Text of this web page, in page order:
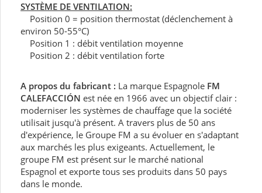
SYSTÈME DE VENTILATION:
Position 0 = position thermostat (déclenchement à
environ 50-55°C)
Position 1 : débit ventilation moyenne
Position 2 : débit ventilation forte
A propos du fabricant : La marque Espagnole FM
CALEFACCIÓN est née en 1966 avec un objectif clair :
moderniser les systèmes de chauffage que la société
utilisait jusqu'à présent. A travers plus de 50 ans
d'expérience, le Groupe FM a su évoluer en s'adaptant
aux marchés les plus exigeants. Actuellement, le
groupe FM est présent sur le marché national
Espagnol et exporte tous ses produits dans 50 pays
dans le monde.